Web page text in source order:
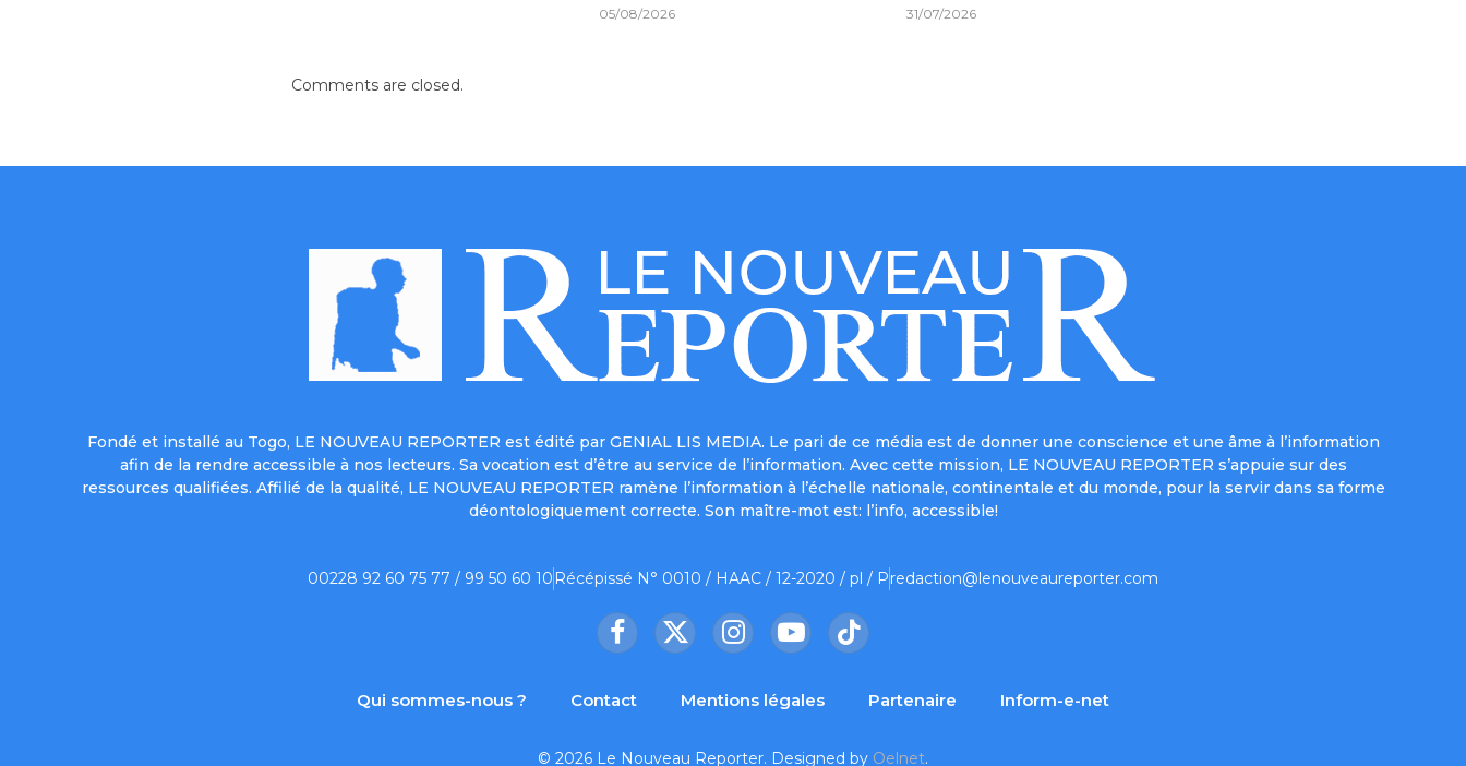
05/08/2026 31/07/2026
Comments are closed.
Fondé et installé au Togo, LE NOUVEAU REPORTER est édité par GENIAL LIS MEDIA. Le pari de ce média est de donner une conscience et une âme à l’information
afin de la rendre accessible à nos lecteurs. Sa vocation est d’être au service de l’information. Avec cette mission, LE NOUVEAU REPORTER s’appuie sur des
ressources qualifiées. Affilié de la qualité, LE NOUVEAU REPORTER ramène l’information à l’échelle nationale, continentale et du monde, pour la servir dans sa forme
déontologiquement correcte. Son maître-mot est: l’info, accessible!
00228 92 60 75 77 / 99 50 60 10 Récépissé N° 0010 / HAAC / 12-2020 / pl / Predaction@lenouveaureporter.com
Facebook
X
InstagramYouTubeTikTok
Qui sommes-nous ? Contact Mentions légales Partenaire Inform-e-net
© 2026 Le Nouveau Reporter. Designed by Oelnet.